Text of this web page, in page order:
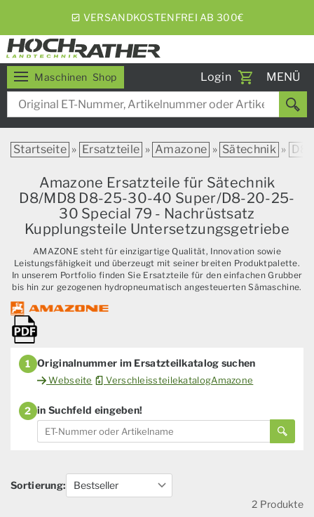
Maschinen Shop Login
Toggle
MENÜ
Startseite » Ersatzteile » Amazone » Sätechnik »
Amazone Ersatzteile für Sätechnik
D8/MD8 D8-25-30-40 Super/D8-20-25-
30 Special 79 - Nachrüstsatz
Kupplungsteile Untersetzungsgetriebe
AMAZONE steht für einzigartige Qualität, Innovation sowie
Leistungsfähigkeit und überzeugt mit seiner breiten Produktpalette.
In unserem Portfolio finden Sie Ersatzteile für den einfachen Grubber
bis hin zur gezogenen hydropneumatisch angesteuerten Sämaschine.
1 Originalnummer im Ersatzteilkatalog suchen
Webseite VerschleissteilekatalogAmazone
2 in Suchfeld eingeben!
Sortierung:
2 Produkte